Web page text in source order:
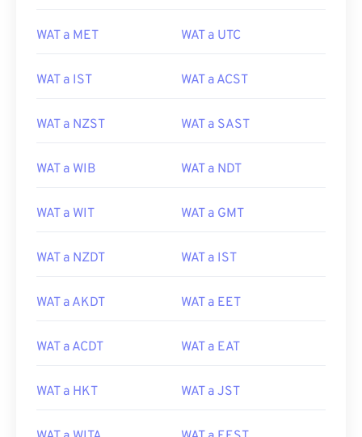
WAT a MET WAT a UTC
WAT a IST WAT a ACST
WAT a NZST WAT a SAST
WAT a WIB WAT a NDT
WAT a WIT WAT a GMT
WAT a NZDT WAT a IST
WAT a AKDT WAT a EET
WAT a ACDT WAT a EAT
WAT a HKT WAT a JST